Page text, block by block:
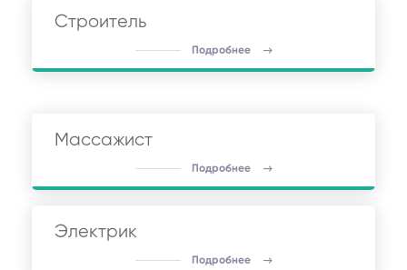
Строитель
Подробнее
Массажист
Подробнее
Электрик
Подробнее